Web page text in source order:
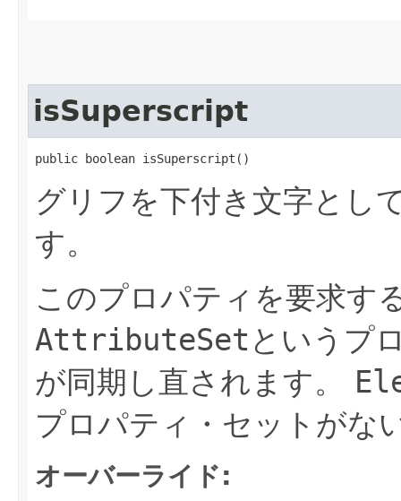
isSuperscript
public boolean isSuperscript()
グリフを下付き文字とし
す。
このプロパティを要求す
AttributeSet というプ
が同期し直されます。
プロパティ・セットがな
オーバーライド: